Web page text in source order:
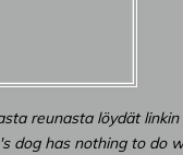
reunasta löydät
dog has nothing to do